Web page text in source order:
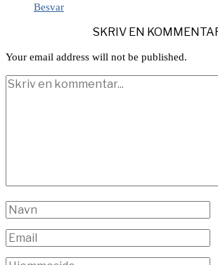
Besvar
SKRIV EN
Your email address will not be published.